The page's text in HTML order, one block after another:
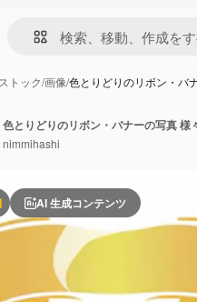
トック/画像/色とりどりのリボン・バ
AI 生成コンテンツ
色とりどりのリボン・バナーの写真
nimmihashi